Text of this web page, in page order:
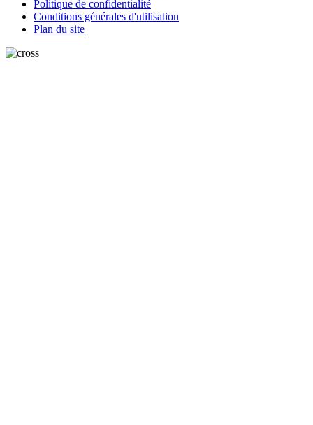
Politique de confidentialité
Conditions générales d'utilisation
Plan du site